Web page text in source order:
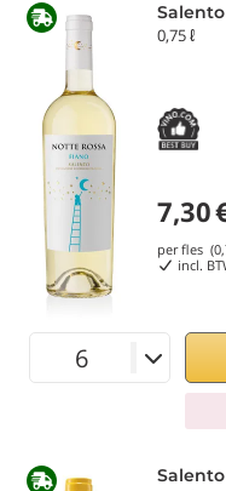
Salento
0,75 ℓ
7,30
per fles
incl.